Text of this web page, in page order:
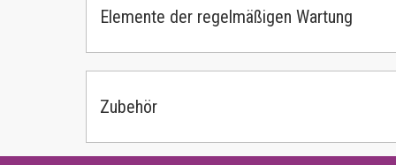
Elemente der regelmäßigen Wartung
Zubehör